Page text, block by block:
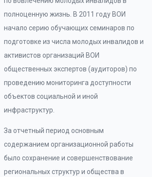
полноценную жизнь. В 2011 году ВОИ
начало серию обучающих семинаров по
подготовке из числа молодых инвалидов и
активистов организаций ВОИ
общественных экспертов (аудиторов) по
проведению мониторинга доступности
объектов социальной и иной
инфраструктур.
За отчетный период основным
содержанием организационной работы
было сохранение и совершенствование
региональных структур и общества в